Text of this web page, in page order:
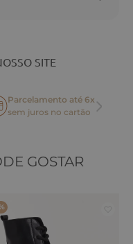
SITE
Parcelamento até 6x
sem juros no cartão
GOSTAR